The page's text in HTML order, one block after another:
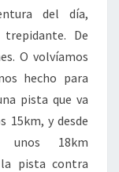
del día,
De
O volvíamos
hecho para
pista que va
15km, y desde
unos 18km
pista contra